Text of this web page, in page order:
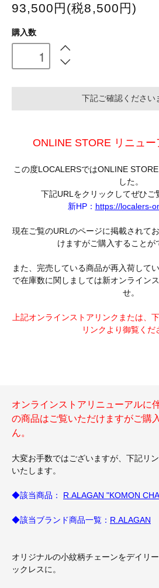
93,500円(税8,500円)
購入数
下記ご確認ください
ONLINE STORE リニュ
この度LOCALERSではONLINE
した。
下記URLをクリックしてぜひご
新HP： https://localers-
現在ご覧のURLのページに掲載されて
けますがご購入することが
また、完売している商品が再入荷して
で在庫数に関しましては新オンライン
せ。
上記オンラインストアリンクまたは、
リンクより御覧くだ
オンラインストアリニューアルに
の商品はご覧いただけますがご購
ん。
大変お手数ではございますが、下記リ
いたします。
◆該当商品： R.ALAGAN "KOMON
◆該当ブランド商品一覧： R.ALAGAN
オリジナルの小紋柄チェーンをデイリ
ックレスに。